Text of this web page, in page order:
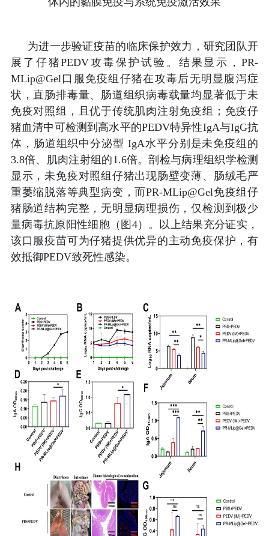
为进一步验证疫苗的临床保护效力，研究团队开
展了仔猪PEDV攻毒保护试验。结果显示，PR-
MLip@Gel口服免疫组仔猪在攻毒后无明显腹泻症
状，直肠排毒量、肠道组织病毒载量均显著低于未
免疫对照组，且优于传统肌肉注射免疫组；免疫仔
猪血清中可检测到高水平的PEDV特异性IgA与IgG抗
体，肠道组织中分泌型 IgA水平分别是未免疫组的
3.8倍、肌肉注射组的1.6倍。剖检与病理组织学检测
显示，未免疫对照组仔猪出现肠壁变薄、肠绒毛严
重萎缩脱落等典型病变，而PR-MLip@Gel免疫组仔
猪肠道结构完整，无明显病理损伤，仅检测到极少
量病毒抗原阳性细胞（图 4）。以上结果充分证实，
该口服疫苗可为仔猪提供优异的主动免疫保护，有
效抵御PEDV致死性感染。